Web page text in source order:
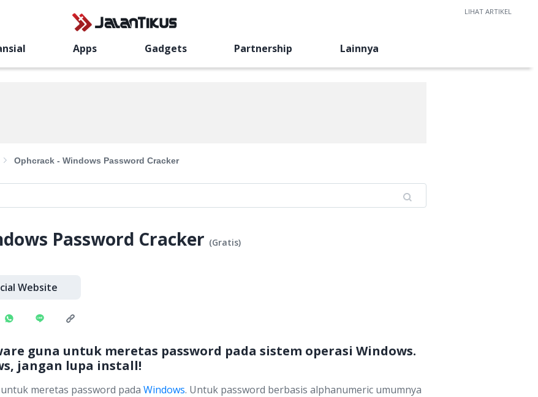
Apps Gadgets Partnership Lainnya
Ophcrack - Windows Password Cracker
Password Cracker (Gratis)
guna untuk meretas password pada sistem operasi Windows.
jangan lupa install!
meretas password pada Windows. Untuk password berbasis alphanumeric umumnya
LIHAT ARTIKEL
Website